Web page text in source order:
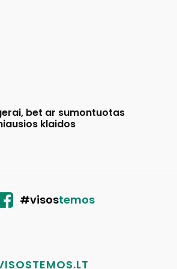
bet ar sumontuotas
klaidos
#visostemos